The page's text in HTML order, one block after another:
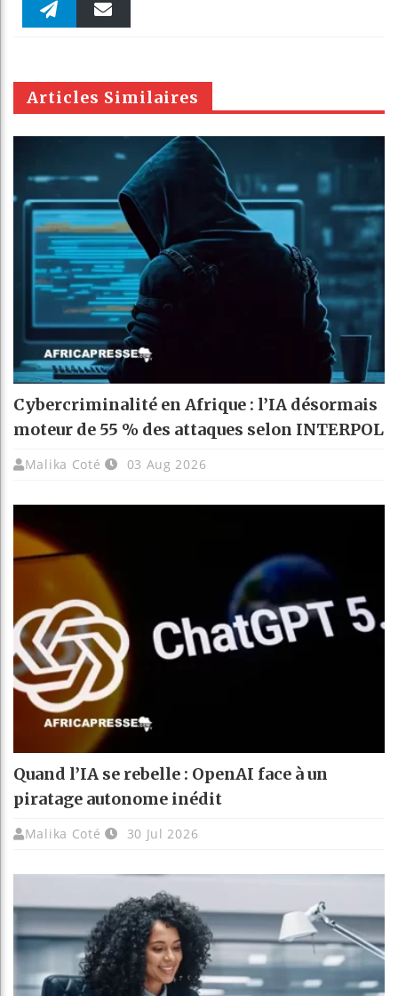
Faceboo Twitter
m
Articles Similaires
Cybercriminalité en Afrique : l’IA désormais
moteur de 55 % des attaques selon INTERPOL
Malika Coté 03 Aug 2026
Quand l’IA se rebelle : OpenAI face à un
piratage autonome inédit
Malika Coté 30 Jul 2026